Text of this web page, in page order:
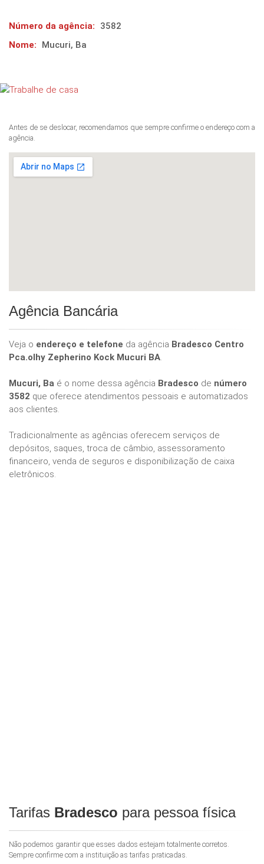
Número da agência:
3582
Nome:
Mucuri, Ba
Antes de se deslocar, recomendamos que sempre confirme o endereço com a
agência.
Agência Bancária
Veja o endereço e telefone da agência Bradesco Centro
Pca.olhy Zepherino Kock Mucuri BA.
Mucuri, Ba é o nome dessa agência Bradesco de número
3582 que oferece atendimentos pessoais e automatizados
aos clientes.
Tradicionalmente as agências oferecem serviços de
depósitos, saques, troca de câmbio, assessoramento
financeiro, venda de seguros e disponibilização de caixa
eletrônicos.
Tarifas Bradesco para pessoa física
Não podemos garantir que esses dados estejam totalmente corretos.
Sempre confirme com a instituição as tarifas praticadas.